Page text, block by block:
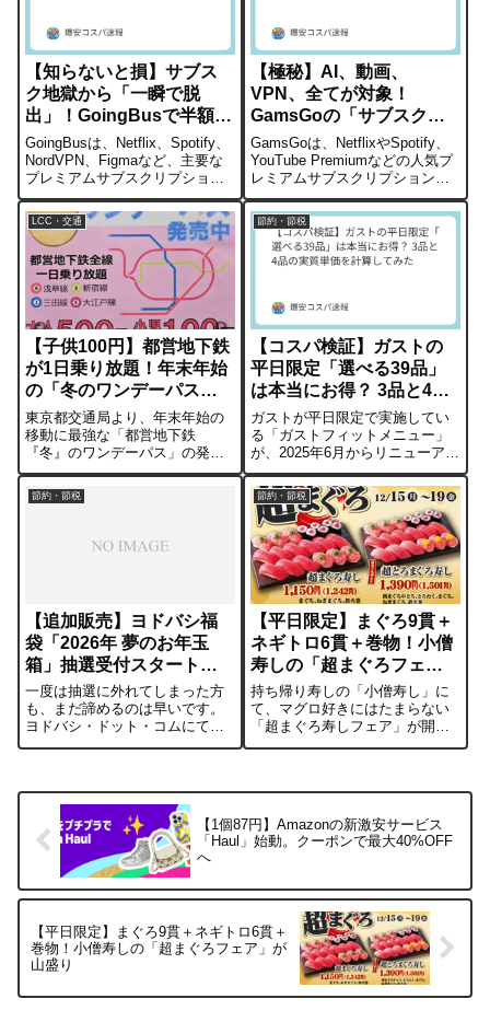
【知らないと損】サブス
ク地獄から「一瞬で脱
出」！GoingBusで半額以
下にする完全ガイド
GoingBusは、Netflix、Spotify、
NordVPN、Figmaなど、主要な
プレミアムサブスクリプション
を割引価格で共有利用できるア
カウント販売サービスです。サ
ブスクリプション費用を節約し
たいユーザーの間で注目を集め
ています。...
【極秘】AI、動画、
VPN、全てが対象！
GamsGoの「サブスク最
強節約術」と最速活用ス
テップ
GamsGoは、NetflixやSpotify、
YouTube Premiumなどの人気プ
レミアムサブスクリプション
を、安価に共有利用できるアカ
ウント販売サービスです。この
記事では、GamsGoの利用開始
手順に加え、サービス内で提供
されてい...
LCC・交通
【子供100円】都営地下鉄
が1日乗り放題！年末年始
の「冬のワンデーパス」
が激安
東京都交通局より、年末年始の
移動に最強な「都営地下鉄
『冬』のワンデーパス」の発売
が発表されました。価格は大人
500円、そして子供はなんと100
円。通常、都営地下鉄の子供料
すので、「たった一駅往復する
だけ（90円...
節約・節税
【コスパ検証】ガストの
平日限定「選べる39品」
は本当にお得？ 3品と4品
の実質単価を計算してみ
た
ガストが平日限定で実施してい
る「ガストフィットメニュー」
が、2025年6月からリニューアル
されました。対象となる39品の
中から好きなメニューを組み合
わせられるこの企画。「自由度
が高い」と好評のようですが、
実際のところコストパフォーマ
ンスはど...
節約・節税
【追加販売】ヨドバシ福
袋「2026年 夢のお年玉
箱」抽選受付スタート！
PS5 ProやiPadも対象
一度は抽選に外れてしまった方
も、まだ諦めるのは早いです。
ヨドバシ・ドット・コムにて、
大人気の福袋「2026年 夢のお年
す。今回は受付期間が非常に短
いので、忘れずに申し込みまし
ょう。■...
節約・節税
【平日限定】まぐろ9貫＋
ネギトロ6貫＋巻物！小僧
寿しの「超まぐろフェ
ア」が山盛り
持ち帰り寿しの「小僧寿し」に
て、マグロ好きにはたまらない
「超まぐろ寿しフェア」が開催
中です。期間は12月19日(金)ま
ぎっしり詰まって税込1,242円。
お腹いっぱいマグロを楽しめる
高コス...
【1個87円】Amazonの新激安サービス
「Haul」始動。クーポンで最大40%OFF
へ
【平日限定】まぐろ9貫＋ネギトロ6貫＋
巻物！小僧寿しの「超まぐろフェア」が
山盛り